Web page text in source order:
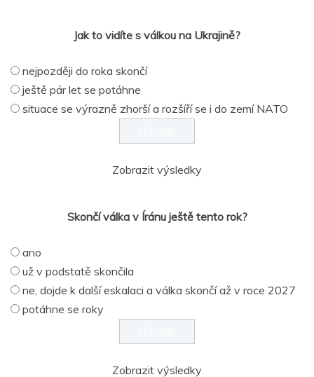
Jak to vidíte s válkou na Ukrajině?
nejpozději do roka skončí
ještě pár let se potáhne
situace se výrazně zhorší a rozšíří se i do zemí NATO
Zobrazit výsledky
Skončí válka v Íránu ještě tento rok?
ano
už v podstatě skončila
ne, dojde k další eskalaci a válka skončí až v roce 2027
potáhne se roky
Zobrazit výsledky